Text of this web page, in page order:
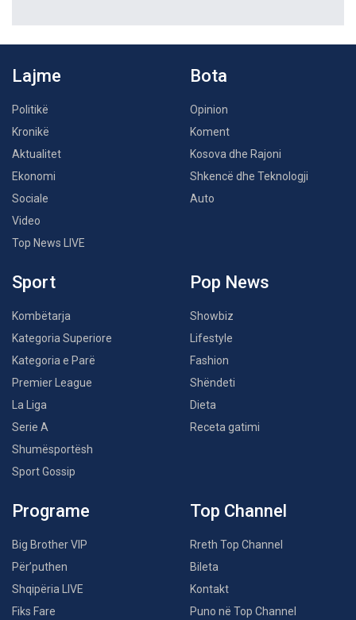
Lajme
Politikë
Kronikë
Aktualitet
Ekonomi
Sociale
Video
Top News LIVE
Bota
Opinion
Koment
Kosova dhe Rajoni
Shkencë dhe Teknologji
Auto
Sport
Kombëtarja
Kategoria Superiore
Kategoria e Parë
Premier League
La Liga
Serie A
Shumësportësh
Sport Gossip
Pop News
Showbiz
Lifestyle
Fashion
Shëndeti
Dieta
Receta gatimi
Programe
Big Brother VIP
Për’puthen
Shqipëria LIVE
Fiks Fare
Top Channel
Rreth Top Channel
Bileta
Kontakt
Puno në Top Channel